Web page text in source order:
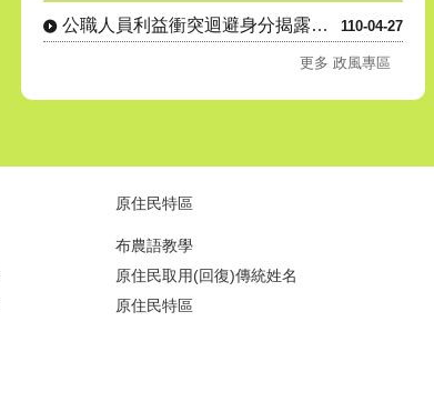
110-04-27
公職人員利益衝突迴避身分揭露專....
更多 政風專區
原住民特區
布農語教學
原住民取用(回復)傳統姓名
原住民特區